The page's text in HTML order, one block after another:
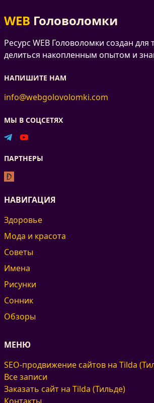
WEB Головоломки
Ресурс WEB Головоломки создан для
делиться накопленным опытом и
НАПИШИТЕ НАМ
info@webgolovolomki.com
МЫ В СОЦСЕТЯХ
ПАРТНЕРЫ
НАВИГАЦИЯ
Здоровье
Мода и красота
Советы
Имена
Рисунки
Сонник
Обзоры
МЕНЮ
SEO-продвижение сайтов на Tilda
Все записи
Заказать сайт на Tilda (Тильде)
Контакты